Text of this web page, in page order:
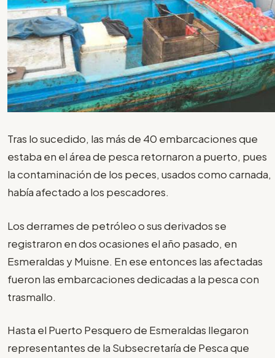
Tras lo sucedido, las más de 40 embarcaciones que
estaba en el área de pesca retornaron a puerto, pues
la contaminación de los peces, usados como carnada,
había afectado a los pescadores.
Los derrames de petróleo o sus derivados se
registraron en dos ocasiones el año pasado, en
Esmeraldas y Muisne. En ese entonces las afectadas
fueron las embarcaciones dedicadas a la pesca con
trasmallo.
Hasta el Puerto Pesquero de Esmeraldas llegaron
representantes de la Subsecretaría de Pesca que